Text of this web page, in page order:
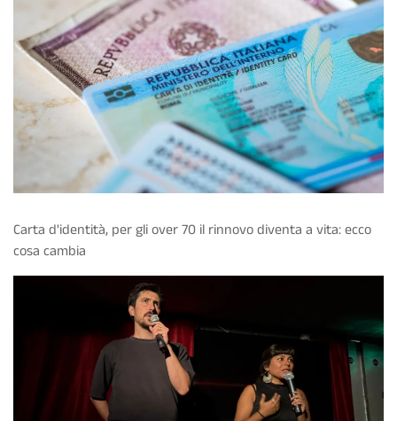
Carta d'identità, per gli over 70 il rinnovo diventa a vita: ecco
cosa cambia